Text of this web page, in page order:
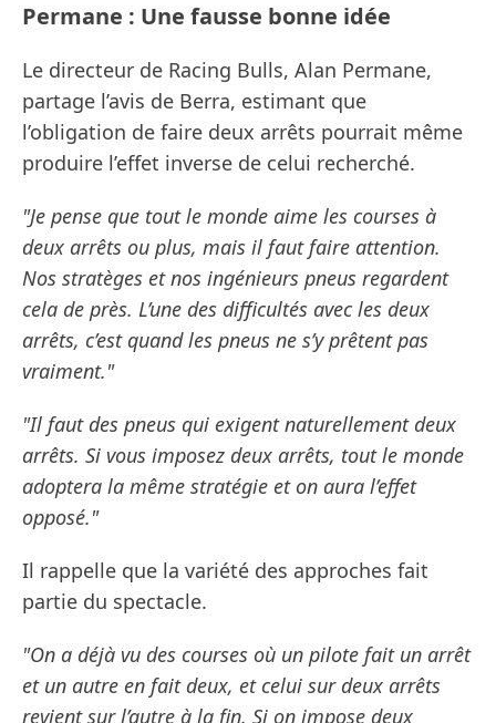
Permane : Une fausse bonne idée
Le directeur de Racing Bulls, Alan Permane,
partage l’avis de Berra, estimant que
l’obligation de faire deux arrêts pourrait même
produire l’effet inverse de celui recherché.
"Je pense que tout le monde aime les courses à
deux arrêts ou plus, mais il faut faire attention.
Nos stratèges et nos ingénieurs pneus regardent
cela de près. L’une des difficultés avec les deux
arrêts, c’est quand les pneus ne s’y prêtent pas
vraiment."
"Il faut des pneus qui exigent naturellement deux
arrêts. Si vous imposez deux arrêts, tout le monde
adoptera la même stratégie et on aura l’effet
opposé."
Il rappelle que la variété des approches fait
partie du spectacle.
"On a déjà vu des courses où un pilote fait un arrêt
et un autre en fait deux, et celui sur deux arrêts
revient sur l’autre à la fin. Si on impose deux